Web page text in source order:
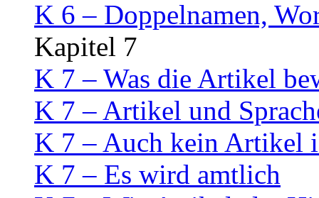
K 6 – Doppelnamen,
Kapitel 7
K 7 – Was die Artikel
K 7 – Artikel und
K 7 – Auch kein Artikel
K 7 – Es wird amtlich